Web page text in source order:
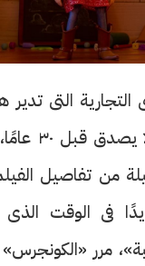
التى
التى بدأت
من تفاصيل
فى الوقت
مرر «الكونجرس»